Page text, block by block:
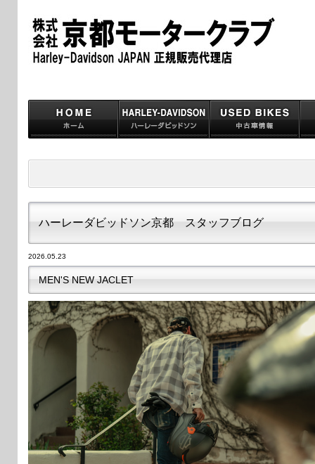
ハーレーダビッドソン京都 スタッフブログ
2026.05.23
MEN'S NEW JACLET